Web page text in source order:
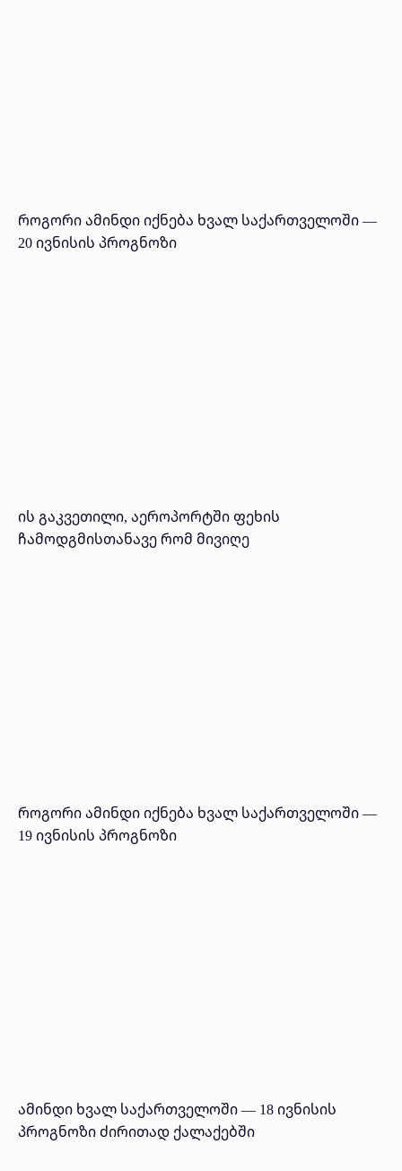
როგორი ამინდი იქნება ხვალ საქართველოში —
20 ივნისის პროგნოზი
ის გაკვეთილი, აეროპორტში ფეხის
ჩამოდგმისთანავე რომ მივიღე
როგორი ამინდი იქნება ხვალ საქართველოში —
19 ივნისის პროგნოზი
ამინდი ხვალ საქართველოში — 18 ივნისის
პროგნოზი ძირითად ქალაქებში